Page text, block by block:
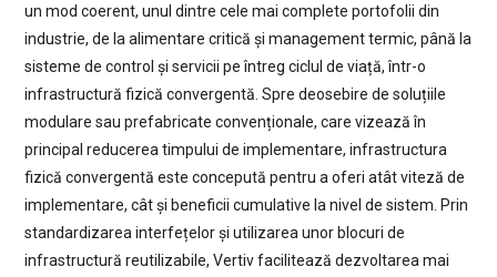
un mod coerent, unul dintre cele mai complete portofolii din
industrie, de la alimentare critică și management termic, până la
sisteme de control și servicii pe întreg ciclul de viață, într-o
infrastructură fizică convergentă. Spre deosebire de soluțiile
modulare sau prefabricate convenționale, care vizează în
principal reducerea timpului de implementare, infrastructura
fizică convergentă este concepută pentru a oferi atât viteză de
implementare, cât și beneficii cumulative la nivel de sistem. Prin
standardizarea interfețelor și utilizarea unor blocuri de
infrastructură reutilizabile, Vertiv facilitează dezvoltarea mai